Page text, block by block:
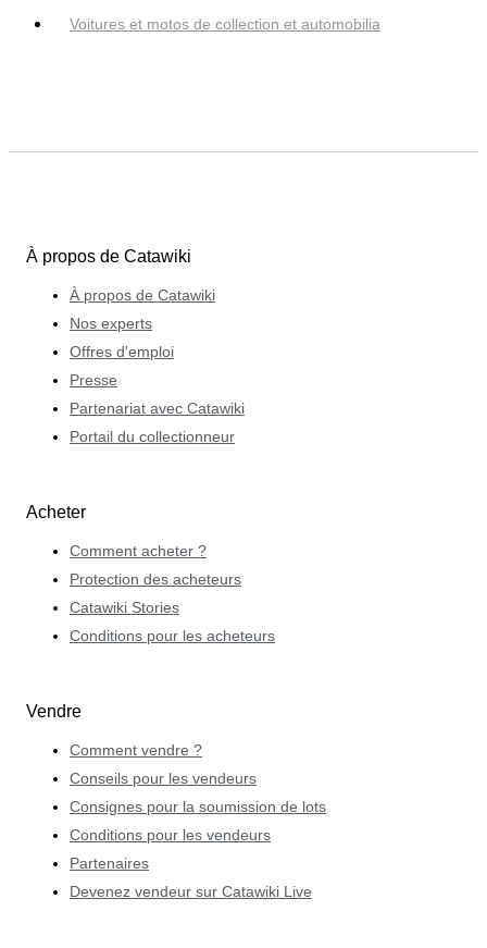
Voitures et motos de collection et automobilia
À propos de Catawiki
À propos de Catawiki
Nos experts
Offres d'emploi
Presse
Partenariat avec Catawiki
Portail du collectionneur
Acheter
Comment acheter ?
Protection des acheteurs
Catawiki Stories
Conditions pour les acheteurs
Vendre
Comment vendre ?
Conseils pour les vendeurs
Consignes pour la soumission de lots
Conditions pour les vendeurs
Partenaires
Devenez vendeur sur Catawiki Live